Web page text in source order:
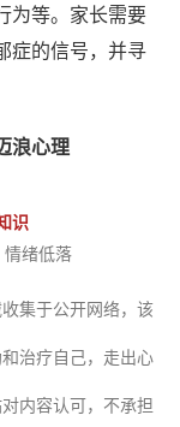
为等。家长需要
症的信号，并寻
浪心理
识
情绪低落
集于公开网络，该
治疗自己，走出心
内容认可，不承担